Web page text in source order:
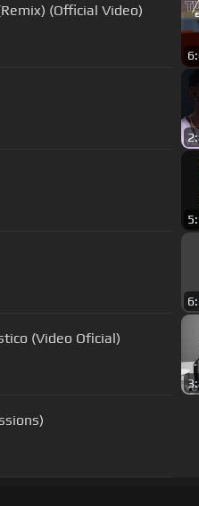
(Official Video)
(Video Oficial)